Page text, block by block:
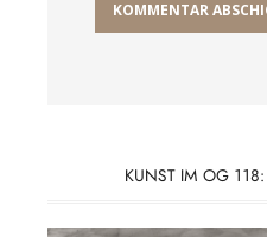
KUNST IM OG